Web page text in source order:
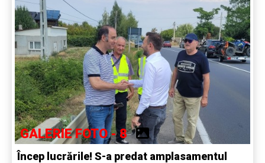
GALERIE FOTO - 8
Încep lucrările! S-a predat amplasamentul